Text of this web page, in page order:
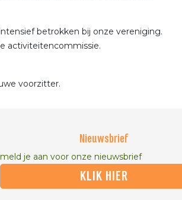
betrokken bij onze vereniging.
activiteitencommissie.
voorzitter.
Nieuwsbrief
meld je aan voor onze nieuwsbrief
KLIK HIER